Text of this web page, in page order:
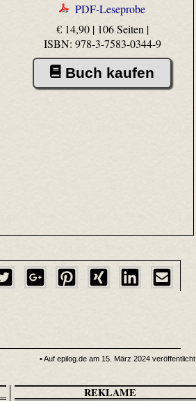
PDF-Leseprobe
€ 14,90 | 106 Seiten |
ISBN: 978-3-7583-0344-9
Buch kaufen
• Auf epilog.de am 15. März 2024 veröffentlicht
REKLAME